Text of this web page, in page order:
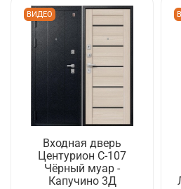
ВИДЕО
Входная дверь
Центурион C-107
Чёрный муар -
Капучино 3Д